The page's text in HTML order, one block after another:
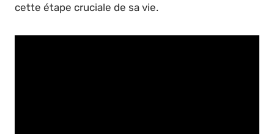
cette étape cruciale de sa vie.